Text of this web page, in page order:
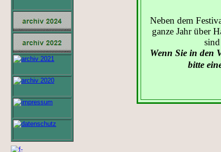
Neben dem
ganze Jahr über
Wenn Sie in den
bitte